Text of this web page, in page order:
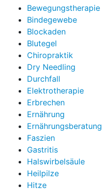
Bewegungstherapie
Bindegewebe
Blockaden
Blutegel
Chiropraktik
Dry Needling
Durchfall
Elektrotherapie
Erbrechen
Ernährung
Ernährungsberatung
Faszien
Gastritis
Halswirbelsäule
Heilpilze
Hitze